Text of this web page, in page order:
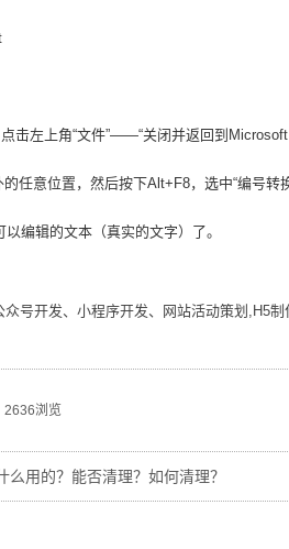
击左上角“文件”——“关闭并返回到Microsoft
任意位置，然后按下Alt+F8，选中“编号转
编辑的文本（真实的文字）了。
号开发、小程序开发、网站活动策划,H5
2636浏览
么用的？能否清理？如何清理？